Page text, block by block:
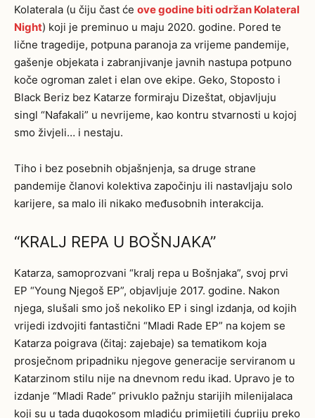
Kolaterala (u čiju čast će ove godine biti održan Kolateral
Night) koji je preminuo u maju 2020. godine. Pored te
lične tragedije, potpuna paranoja za vrijeme pandemije,
gašenje objekata i zabranjivanje javnih nastupa potpuno
koče ogroman zalet i elan ove ekipe. Geko, Stoposto i
Black Beriz bez Katarze formiraju Dizeštat, objavljuju
singl “Nafakali” u nevrijeme, kao kontru stvarnosti u kojoj
smo živjeli… i nestaju.
Tiho i bez posebnih objašnjenja, sa druge strane
pandemije članovi kolektiva započinju ili nastavljaju solo
karijere, sa malo ili nikako međusobnih interakcija.
“KRALJ REPA U BOŠNJAKA”
Katarza, samoprozvani “kralj repa u Bošnjaka”, svoj prvi
EP “Young Njegoš EP”, objavljuje 2017. godine. Nakon
njega, slušali smo još nekoliko EP i singl izdanja, od kojih
vrijedi izdvojiti fantastični “Mladi Rade EP” na kojem se
Katarza poigrava (čitaj: zajebaje) sa tematikom koja
prosječnom pripadniku njegove generacije serviranom u
Katarzinom stilu nije na dnevnom redu ikad. Upravo je to
izdanje “Mladi Rade” privuklo pažnju starijih milenijalaca
koji su u tada dugokosom mladiću primijetili ćupriju preko